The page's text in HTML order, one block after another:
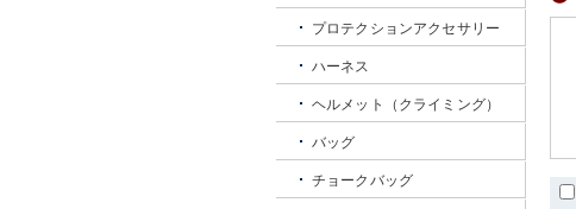
プロテクションアクセサリー
ハーネス
ヘルメット（クライミング）
バッグ
チョークバッグ